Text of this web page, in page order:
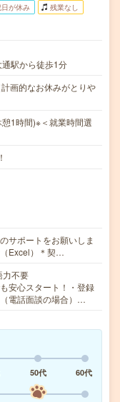
日が休み 残業なし
駅から徒歩1分
画的なお休みがとりや
1時間)※＜就業時間選
サポートをお願いしま
Excel）＊契…
力不要
安心スタート！・登録
電話面談の場合）…
50代
60代